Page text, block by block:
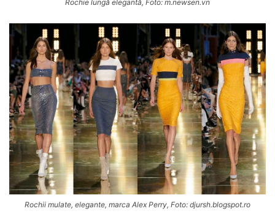
Rochie lungă elegantă, Foto: m.newsen.vn
Rochii mulate, elegante, marca Alex Perry, Foto: djursh.blogspot.ro